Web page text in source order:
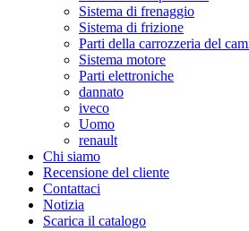
Sistema di frenaggio
Sistema di frizione
Parti della carrozzeria del
Sistema motore
Parti elettroniche
dannato
iveco
Uomo
renault
Chi siamo
Recensione del cliente
Contattaci
Notizia
Scarica il catalogo